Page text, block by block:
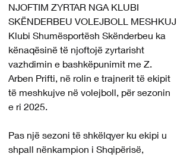
NJOFTIM ZYRTAR NGA KLUBI
SKËNDERBEU VOLEJBOLL MESHKUJ
Klubi Shumësportësh Skënderbeu ka
kënaqësinë të njoftojë zyrtarisht
vazhdimin e bashkëpunimit me Z.
Arben Prifti, në rolin e trajnerit të ekipit
të meshkujve në volejboll, për sezonin
e ri 2025.
Pas një sezoni të shkëlqyer ku ekipi u
shpall nënkampion i Shqipërisë,